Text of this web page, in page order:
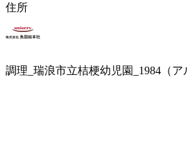
住所
調理_瑞浪市立桔梗幼児園_1984（ア